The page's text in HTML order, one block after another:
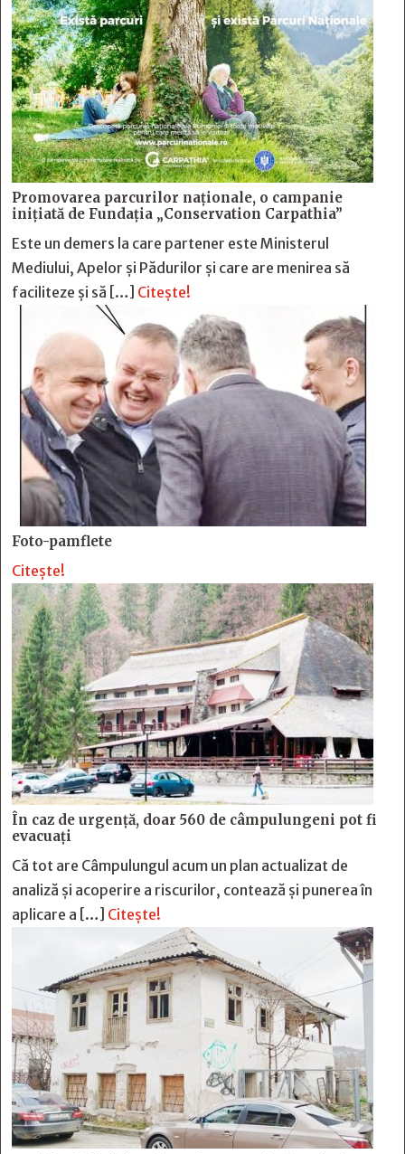
Promovarea parcurilor naționale, o campanie
inițiată de Fundația „Conservation Carpathia”
Este un demers la care partener este Ministerul
Mediului, Apelor și Pădurilor și care are menirea să
faciliteze și să […] Citește!
Foto-pamflete
Citește!
În caz de urgență, doar 560 de câmpulungeni pot fi
evacuați
Că tot are Câmpulungul acum un plan actualizat de
analiză și acoperire a riscurilor, contează și punerea în
aplicare a […] Citește!